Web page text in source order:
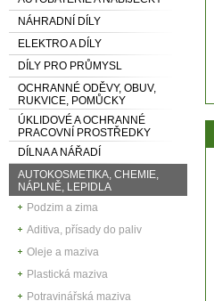
NÁHRADNÍ DÍLY
ELEKTRO A DÍLY
DÍLY PRO PRŮMYSL
OCHRANNÉ ODĚVY, OBUV,
RUKVICE, POMŮCKY
ÚKLIDOVÉ A OCHRANNÉ
PRACOVNÍ PROSTŘEDKY
DÍLNA A NÁŘADÍ
AUTOKOSMETIKA, CHEMIE,
NÁPLNĚ, LEPIDLA
Podzim a zima
Aditiva, přísady do paliv
Oleje a maziva
Plastická maziva
Potravinářská maziva